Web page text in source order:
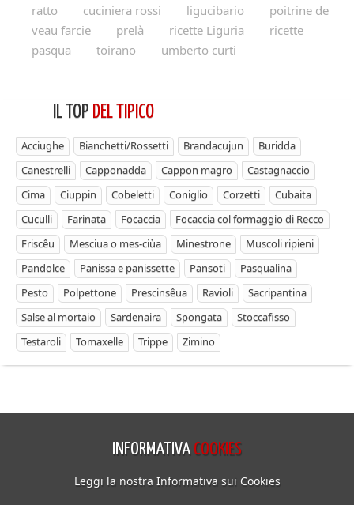
ratto
cuciniera rossi ligucibario
poitrine de
veau farcie
prelà ricette Liguria
ricette
pasqua
toirano umberto curti
IL TOP DEL TIPICO
Acciughe Bianchetti/Rossetti Brandacujun
Buridda
Canestrelli
Capponadda Cappon magro
Castagnaccio
Cima
Ciuppin Cobeletti Coniglio Corzetti
Cubaita
Cuculli
Farinata Focaccia
Focaccia col formaggio di Recco
Friscêu
Mesciua o mes-ciùa Minestrone
Muscoli ripieni
Pandolce
Panissa e panissette Pansoti
Pasqualina
Pesto
Polpettone Prescinsêua Ravioli
Sacripantina
Salse al mortaio
Sardenaira Spongata
Stoccafisso
Testaroli
Tomaxelle Trippe Zimino
INFORMATIVA COOKIES
Leggi la nostra Informativa sui Cookies